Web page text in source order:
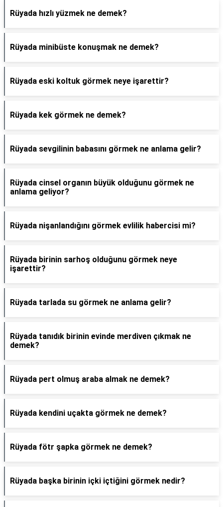
Rüyada hızlı yüzmek ne demek?
Rüyada minibüste konuşmak ne demek?
Rüyada eski koltuk görmek neye işarettir?
Rüyada kek görmek ne demek?
Rüyada sevgilinin babasını görmek ne anlama gelir?
Rüyada cinsel organın büyük olduğunu görmek ne
anlama geliyor?
Rüyada nişanlandığını görmek evlilik habercisi mi?
Rüyada birinin sarhoş olduğunu görmek neye
işarettir?
Rüyada tarlada su görmek ne anlama gelir?
Rüyada tanıdık birinin evinde merdiven çıkmak ne
demek?
Rüyada pert olmuş araba almak ne demek?
Rüyada kendini uçakta görmek ne demek?
Rüyada fötr şapka görmek ne demek?
Rüyada başka birinin içki içtiğini görmek nedir?